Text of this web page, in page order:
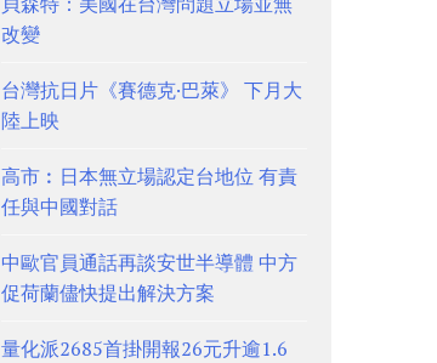
改變
台灣抗日片《賽德克·巴萊》 下月大
陸上映
高市︰日本無立場認定台地位 有責
任與中國對話
中歐官員通話再談安世半導體 中方
促荷蘭儘快提出解決方案
量化派2685首掛開報26元升逾1.6